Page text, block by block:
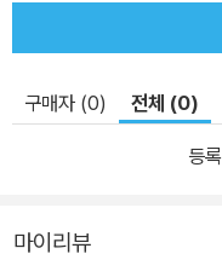
상이라도 글을 많이 안 써
는 힘을 길러 줄 거예요. ■ 2 발전책(세 문장 이상 글을 조리 있게 쓰
고 싶은 친구들, 초등 2~5
면? 문단 수레바퀴를 머릿
을 알아야 해요. 문단은 하
문단이에요. 너무나 중요
친구들을 위해 완전히 익
구매자 (0) 전체 (0)
등
마이리뷰